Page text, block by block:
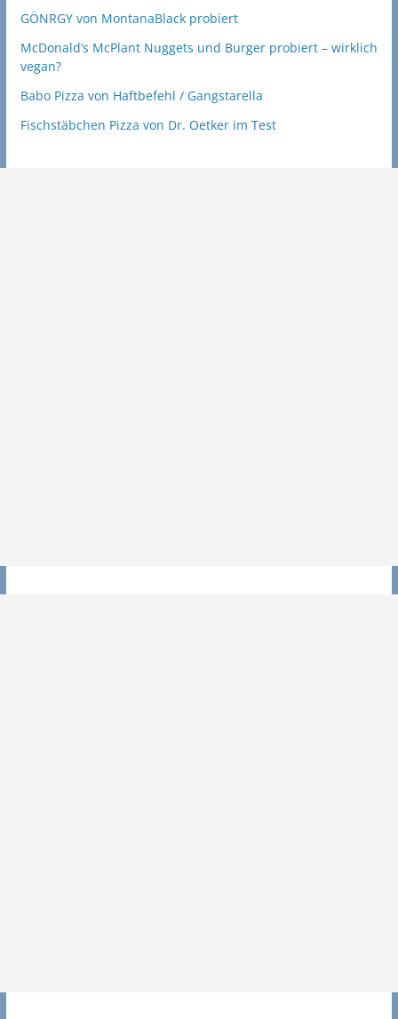
GÖNRGY von MontanaBlack probiert
McDonald’s McPlant Nuggets und Burger probiert – wirklich
vegan?
Babo Pizza von Haftbefehl / Gangstarella
Fischstäbchen Pizza von Dr. Oetker im Test